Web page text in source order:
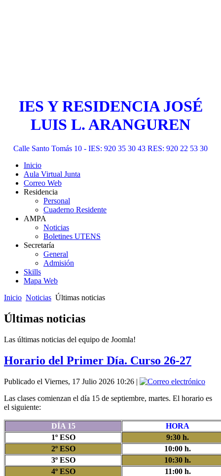
IES Y RESIDENCIA JOSÉ
LUIS L. ARANGUREN
Calle Santo Tomás 10 - IES: 920 35 30 43 RES: 920 22 53 30
Inicio
Aula Virtual Junta
Correo Web
Residencia
Personal
Cuaderno Residente
AMPA
Noticias
Boletines UTENS
Secretaría
General
Admisión
Skills
Mapa Web
Inicio Noticias Últimas noticias
Últimas noticias
Las últimas noticias del equipo de Joomla!
Horario del Primer Día. Curso 26-27
Publicado el Viernes, 17 Julio 2026 10:26 |
Las clases comienzan el día 15 de septiembre, martes. El horario es
el siguiente:
DÍA 15
HORA
1º ESO
9:30 h.
2º ESO
10:00 h.
3º ESO
10:30 h.
4º ESO
11:00 h.